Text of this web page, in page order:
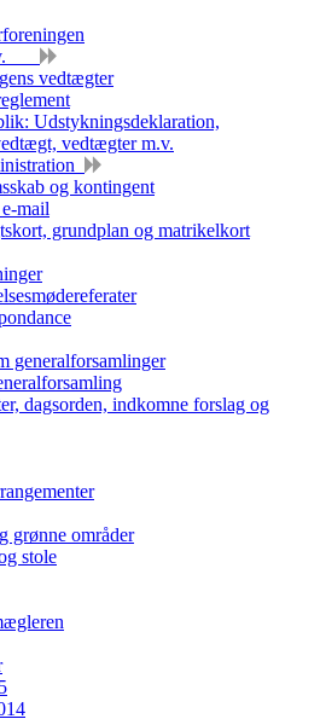
vedtægter
Udstykningsdeklaration,
vedtægter m.v.
og kontingent
mail
grundplan og matrikelkort
generalforsamlinger
dagsorden, indkomne forslag og
grønne områder
stole